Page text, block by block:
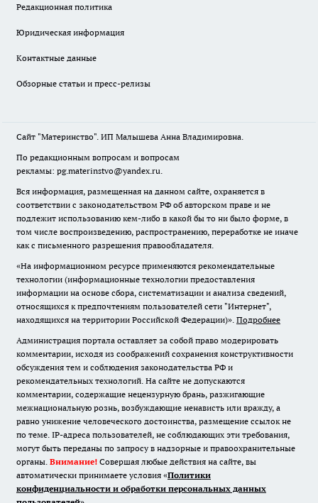
Редакционная политика
Юридическая информация
Контактные данные
Обзорные статьи и пресс-релизы
Сайт "Материнство". ИП Малышева Анна Владимировна.
По редакционным вопросам и вопросам
рекламы: pg.materinstvo@yandex.ru.
Вся информация, размещенная на данном сайте, охраняется в
соответствии с законодательством РФ об авторском праве и не
подлежит использованию кем-либо в какой бы то ни было форме, в
том числе воспроизведению, распространению, переработке не иначе
как с письменного разрешения правообладателя.
«На информационном ресурсе применяются рекомендательные
технологии (информационные технологии предоставления
информации на основе сбора, систематизации и анализа сведений,
относящихся к предпочтениям пользователей сети "Интернет",
находящихся на территории Российской Федерации)». Подробнее
Администрация портала оставляет за собой право модерировать
комментарии, исходя из соображений сохранения конструктивности
обсуждения тем и соблюдения законодательства РФ и
рекомендательных технологий. На сайте не допускаются
комментарии, содержащие нецензурную брань, разжигающие
межнациональную рознь, возбуждающие ненависть или вражду, а
равно унижение человеческого достоинства, размещение ссылок не
по теме. IP-адреса пользователей, не соблюдающих эти требования,
могут быть переданы по запросу в надзорные и правоохранительные
органы. Внимание! Совершая любые действия на сайте, вы
автоматически принимаете условия «Политики
конфиденциальности и обработки персональных данных